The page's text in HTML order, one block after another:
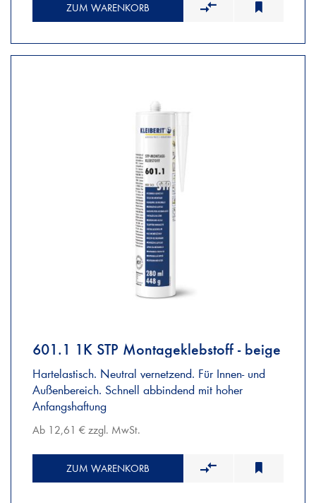
ZUM WARENKORB
601.1 1K STP Montageklebstoff - beige
Hartelastisch. Neutral vernetzend. Für Innen- und
Außenbereich. Schnell abbindend mit hoher
Anfangshaftung
Ab 12,61 € zzgl. MwSt.
ZUM WARENKORB